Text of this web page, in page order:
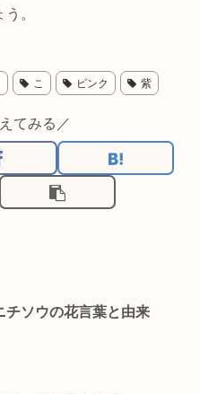
。
こ ピンク 紫
てみる／
チソウの花言葉と由来